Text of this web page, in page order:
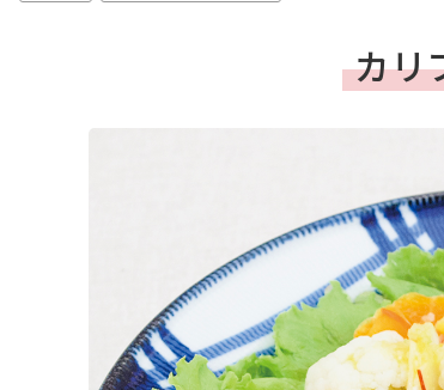
カリ